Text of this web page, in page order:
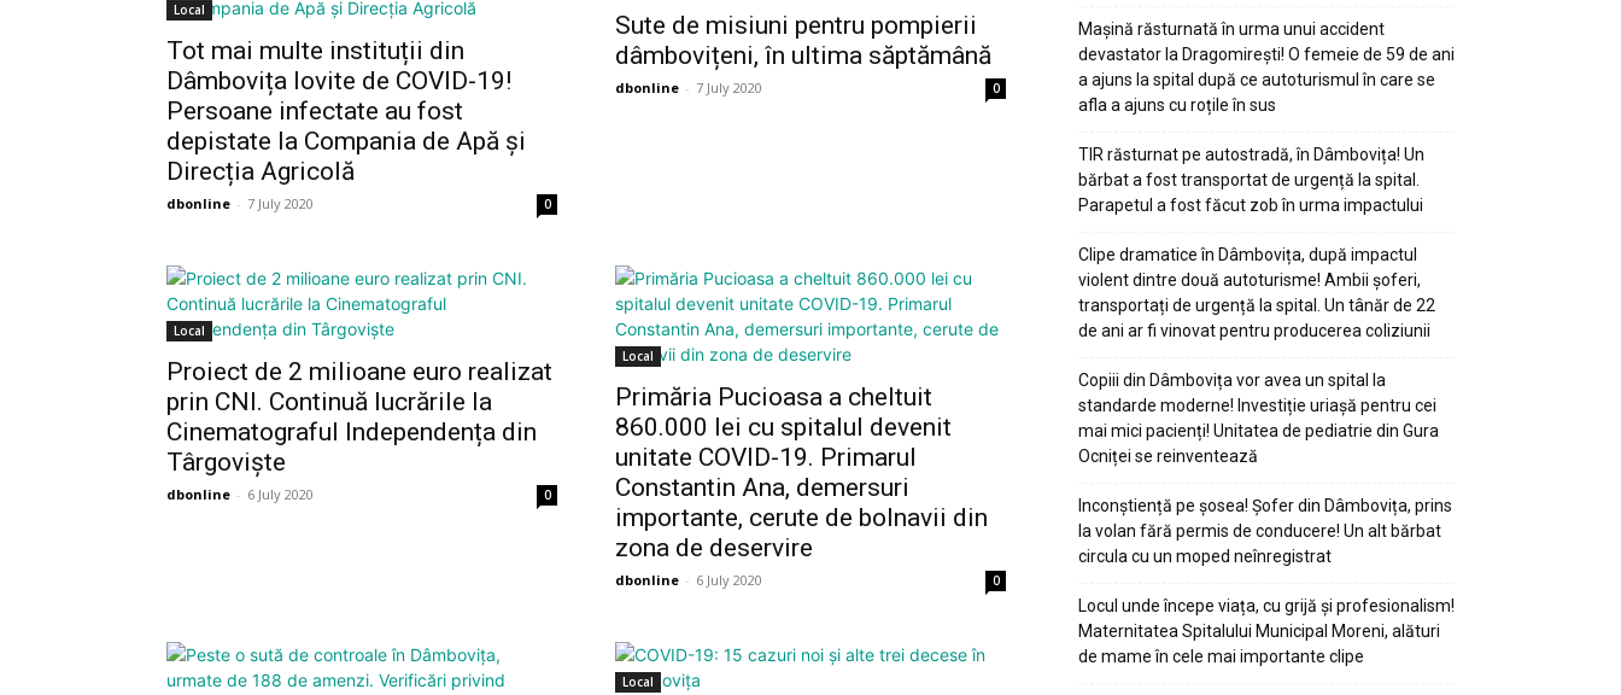
Ionuț Parghel
Local
Tot mai multe instituții din
Dâmbovița lovite de COVID-19!
Persoane infectate au fost
depistate la Compania de Apă și
Direcția Agricolă
dbonline - 7 July 2020 0
Sute de misiuni pentru pompierii
dâmbovițeni, în ultima săptămână
dbonline - 7 July 2020 0
Local
Proiect de 2 milioane euro realizat
prin CNI. Continuă lucrările la
Cinematograful Independența din
Târgoviște
dbonline - 6 July 2020 0
Local
Primăria Pucioasa a cheltuit
860.000 lei cu spitalul devenit
unitate COVID-19. Primarul
Constantin Ana, demersuri
importante, cerute de bolnavii din
zona de deservire
dbonline - 6 July 2020 0
Local
Mașină răsturnată în urma unui accident
devastator la Dragomirești! O femeie de 59 de ani
a ajuns la spital după ce autoturismul în care se
afla a ajuns cu roțile în sus
TIR răsturnat pe autostradă, în Dâmbovița! Un
bărbat a fost transportat de urgență la spital.
Parapetul a fost făcut zob în urma impactului
Clipe dramatice în Dâmbovița, după impactul
violent dintre două autoturisme! Ambii șoferi,
transportați de urgență la spital. Un tânăr de 22
de ani ar fi vinovat pentru producerea coliziunii
Copiii din Dâmbovița vor avea un spital la
standarde moderne! Investiție uriașă pentru cei
mai mici pacienți! Unitatea de pediatrie din Gura
Ocniței se reinventează
Inconștiență pe șosea! Șofer din Dâmbovița, prins
la volan fără permis de conducere! Un alt bărbat
circula cu un moped neînregistrat
Locul unde începe viața, cu grijă și profesionalism!
Maternitatea Spitalului Municipal Moreni, alături
de mame în cele mai importante clipe